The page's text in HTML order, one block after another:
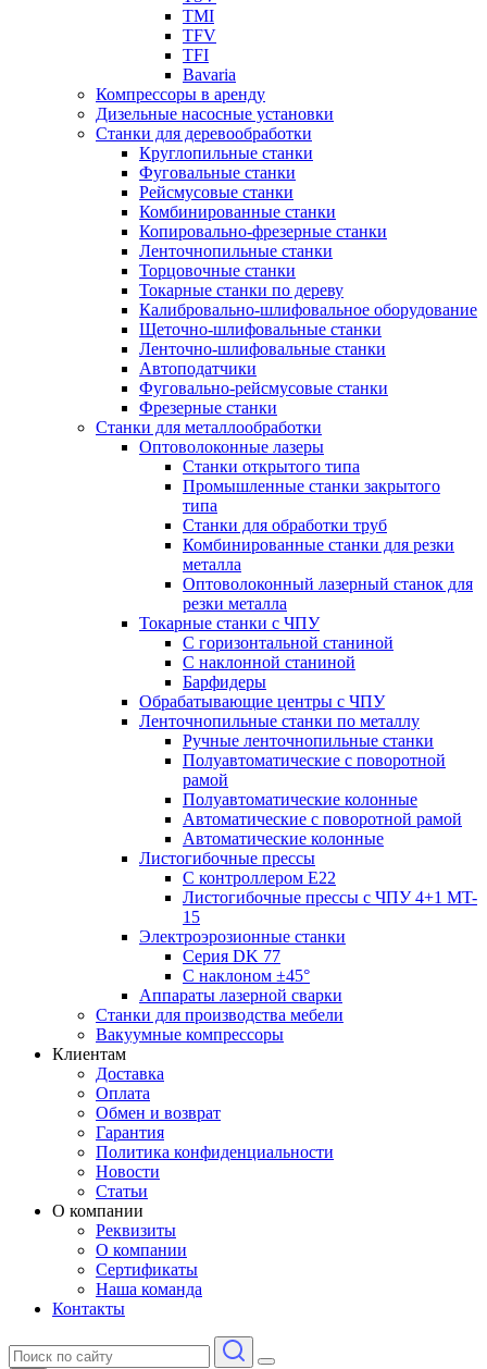
TMI
TFV
TFI
Bavaria
Компрессоры в аренду
Дизельные насосные установки
Станки для деревообработки
Круглопильные станки
Фуговальные станки
Рейсмусовые станки
Комбинированные станки
Копировально-фрезерные станки
Ленточнопильные станки
Торцовочные станки
Токарные станки по дереву
Калибровально-шлифовальное оборудование
Щеточно-шлифовальные станки
Ленточно-шлифовальные станки
Автоподатчики
Фуговально-рейсмусовые станки
Фрезерные станки
Станки для металлообработки
Оптоволоконные лазеры
Станки открытого типа
Промышленные станки закрытого
типа
Станки для обработки труб
Комбинированные станки для резки
металла
Оптоволоконный лазерный станок для
резки металла
Токарные станки с ЧПУ
С горизонтальной станиной
С наклонной станиной
Барфидеры
Обрабатывающие центры с ЧПУ
Ленточнопильные станки по металлу
Ручные ленточнопильные станки
Полуавтоматические с поворотной
рамой
Полуавтоматические колонные
Автоматические с поворотной рамой
Автоматические колонные
Листогибочные прессы
С контроллером E22
Листогибочные прессы с ЧПУ 4+1 MT-
15
Электроэрозионные станки
Серия DK 77
С наклоном ±45°
Аппараты лазерной сварки
Станки для производства мебели
Вакуумные компрессоры
Клиентам
Доставка
Оплата
Обмен и возврат
Гарантия
Политика конфиденциальности
Новости
Статьи
О компании
Реквизиты
О компании
Сертификаты
Наша команда
Контакты